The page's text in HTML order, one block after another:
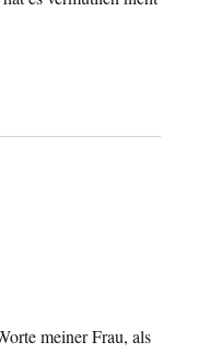
meiner Frau, als